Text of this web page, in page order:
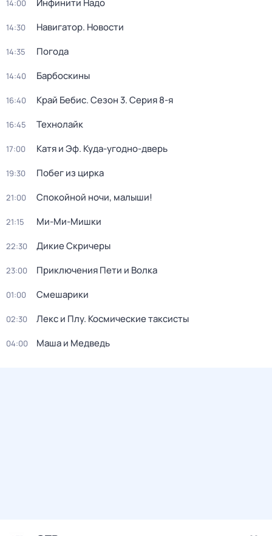
14:00 Инфинити Надо
14:30 Навигатор. Новости
14:35 Погода
14:40 Барбоскины
16:40 Край Бебис. Сезон 3. Серия 8-я
16:45 Технолайк
17:00 Катя и Эф. Куда-угодно-дверь
19:30 Побег из цирка
21:00 Спокойной ночи, малыши!
21:15 Ми-Ми-Мишки
22:30 Дикие Скричеры
23:00 Приключения Пети и Волка
01:00 Смешарики
02:30 Лекс и Плу. Космические таксисты
04:00 Маша и Медведь